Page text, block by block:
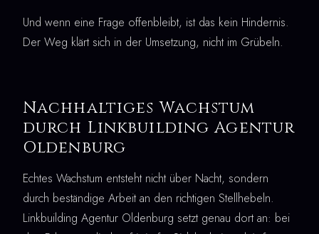
Und wenn eine Frage offenbleibt, ist das kein Hindernis.
Der Weg klärt sich in der Umsetzung, nicht im Grübeln.
Nachhaltiges Wachstum
durch Linkbuilding Agentur
Oldenburg
Echtes Wachstum entsteht nicht über Nacht, sondern
durch beständige Arbeit an den richtigen Stellhebeln.
Linkbuilding Agentur Oldenburg setzt genau dort an: bei